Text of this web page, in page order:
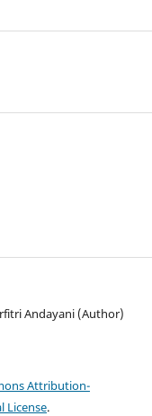
Andayani (Author)
Attribution-
License.